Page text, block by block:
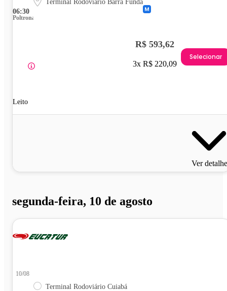
06:30
Terminal Rodoviário Barra Funda
Poltrona
Leito
R$ 593,62
3x R$ 220,09
Selecionar
Ver
segunda-feira, 10 de agosto
10/08
Terminal Rodoviário Cuiabá